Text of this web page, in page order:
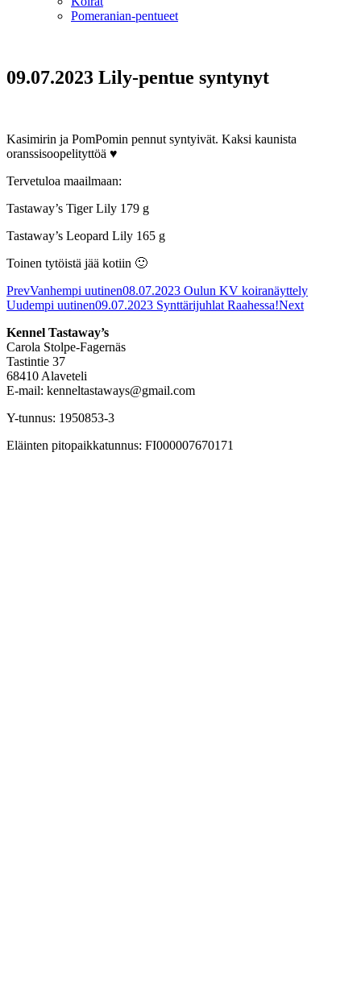
Pomeranian-pentueet
09.07.2023 Lily-pentue syntynyt
Kasimirin ja PomPomin pennut syntyivät. Kaksi kaunista
oranssisoopelityttöä ♥
Tervetuloa maailmaan:
Tastaway’s Tiger Lily 179 g
Tastaway’s Leopard Lily 165 g
Toinen tytöistä jää kotiin 🙂
PrevVanhempi uutinen08.07.2023 Oulun KV koiranäyttely
Uudempi uutinen09.07.2023 Synttärijuhlat Raahessa!Next
Kennel Tastaway’s
Carola Stolpe-Fagernäs
Tastintie 37
68410 Alaveteli
E-mail: kenneltastaways@gmail.com
Y-tunnus: 1950853-3
Eläinten pitopaikkatunnus: FI000007670171